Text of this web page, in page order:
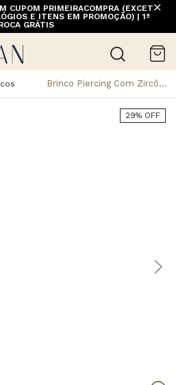
CUPOM PRIMEIRACOMPRA (EXCETO
E ITENS EM PROMOÇÃO) | 1ª
GRÁTIS
Brinco Piercing Com Zircônias Quadrada Em Prata 925 E Ródio
29% OFF